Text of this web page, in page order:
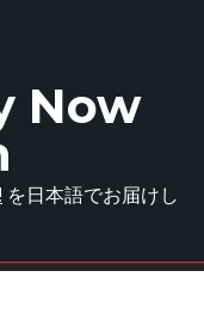
Now
を日本語でお届けし